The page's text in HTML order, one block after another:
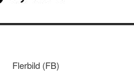
Flerbild (FB)